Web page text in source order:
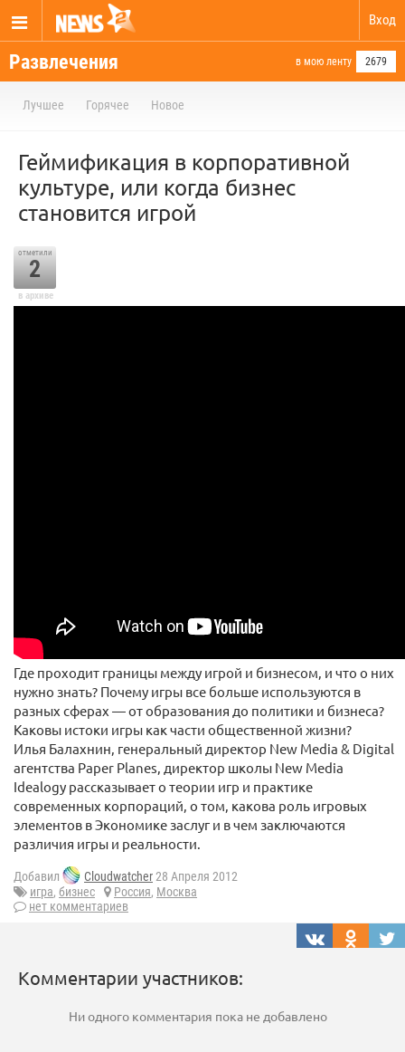
Вход
Развлечения в мою ленту 2679
Лучшее Горячее Новое
Геймификация в корпоративной
культуре, или когда бизнес
становится игрой
отметили
2
в архиве
Где проходит границы между игрой и бизнесом, и что о них
нужно знать? Почему игры все больше используются в
разных сферах — от образования до политики и бизнеса?
Каковы истоки игры как части общественной жизни?
Илья Балахнин, генеральный директор New Media & Digital
агентства Paper Planes, директор школы New Media
Idealogy рассказывает о теории игр и практике
современных корпораций, о том, какова роль игровых
элементов в Экономике заслуг и в чем заключаются
различия игры и реальности.
Добавил Cloudwatcher28 Апреля 2012
игра, бизнес Россия, Москва
нет комментариев
Комментарии участников:
Ни одного комментария пока не добавлено